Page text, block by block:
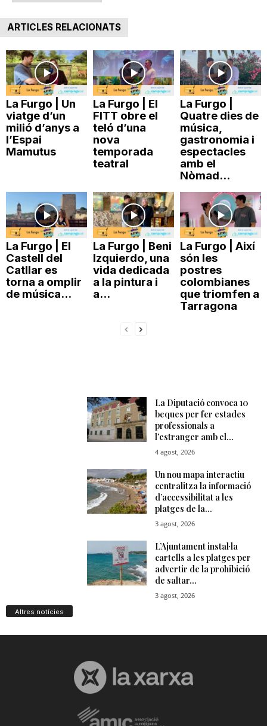
ARTICLES RELACIONATS
La Furgo | Un
viatge d’un
milió d’anys a
l’Espai
Mamutus
La Furgo | El
FITT obre el
teló d’una
nova
temporada
teatral
La Furgo |
Quatre dies de
música,
gastronomia i
espectacles
amb el
Nòmad...
La Furgo | El
Castell del
Catllar es
torna a omplir
de música...
La Furgo | Beni
Izquierdo, una
vida dedicada
a la pintura i
a...
La Furgo | Així
són les
postres
colombianes
que triomfen a
Tarragona
Altres notícies